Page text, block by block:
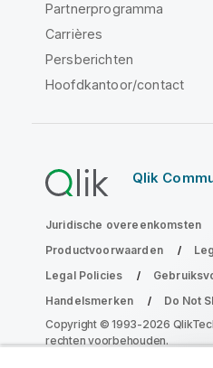
Partnerprogramma
Carrières
Persberichten
Hoofdkantoor/contact
Qlik
Juridische overeenkomsten
Productvoorwaarden
Legal Policies
Handelsmerken
Do Not
Copyright © 1993-2026
rechten voorbehouden.